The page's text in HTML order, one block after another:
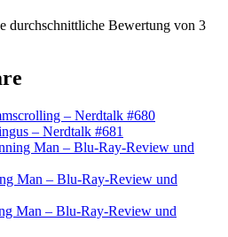
durchschnittliche Bewertung von 3
– Nerdtalk #680
– Nerdtalk #681
Man – Blu-Ray-Review und
Man – Blu-Ray-Review und
Man – Blu-Ray-Review und